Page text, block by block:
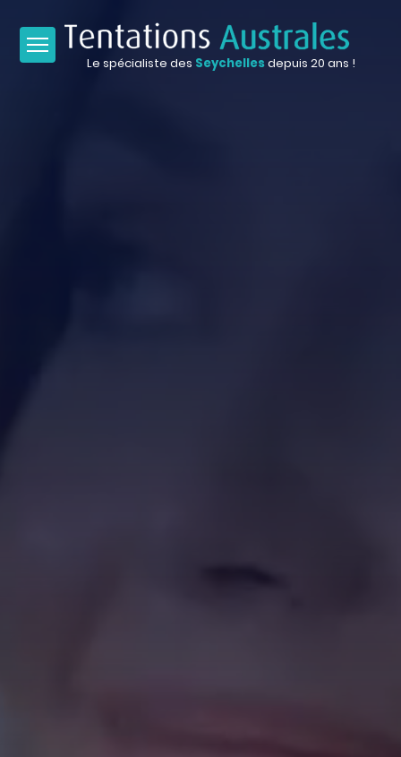
Le spécialiste des Seychellesdepuis 20 ans !